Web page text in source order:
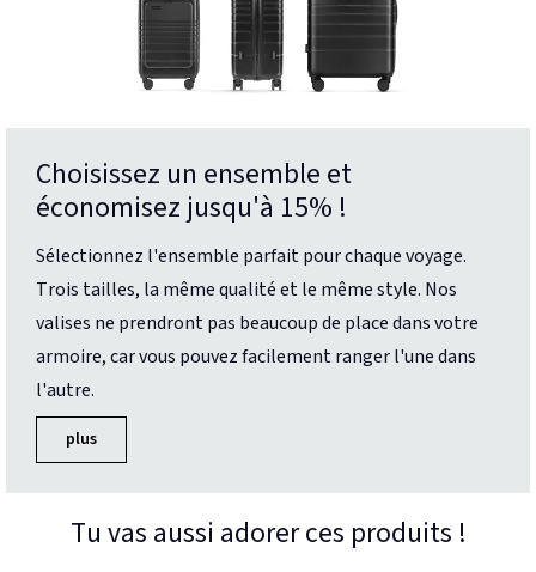
Choisissez un ensemble et
économisez jusqu'à 15% !
Sélectionnez l'ensemble parfait pour chaque voyage.
Trois tailles, la même qualité et le même style. Nos
valises ne prendront pas beaucoup de place dans votre
armoire, car vous pouvez facilement ranger l'une dans
l'autre.
plus
Tu vas aussi adorer ces produits !